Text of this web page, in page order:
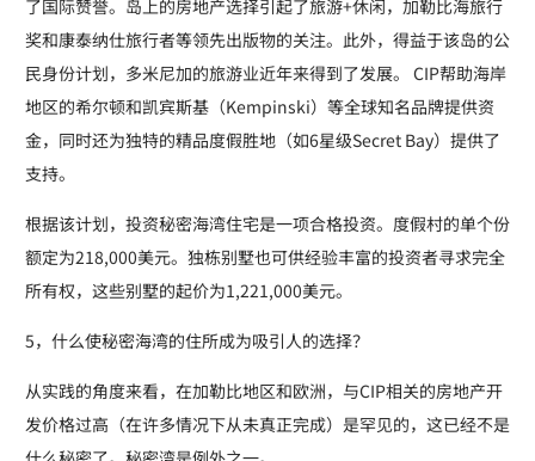
了国际赞誉。岛上的房地产选择引起了旅游+休闲，加勒比海旅行
奖和康泰纳仕旅行者等领先出版物的关注。此外，得益于该岛的公
民身份计划，多米尼加的旅游业近年来得到了发展。 CIP帮助海岸
地区的希尔顿和凯宾斯基（Kempinski）等全球知名品牌提供资
金，同时还为独特的精品度假胜地（如6星级Secret Bay）提供了
支持。
根据该计划，投资秘密海湾住宅是一项合格投资。度假村的单个份
额定为218,000美元。独栋别墅也可供经验丰富的投资者寻求完全
所有权，这些别墅的起价为1,221,000美元。
5，什么使秘密海湾的住所成为吸引人的选择？
从实践的角度来看，在加勒比地区和欧洲，与CIP相关的房地产开
发价格过高（在许多情况下从未真正完成）是罕见的，这已经不是